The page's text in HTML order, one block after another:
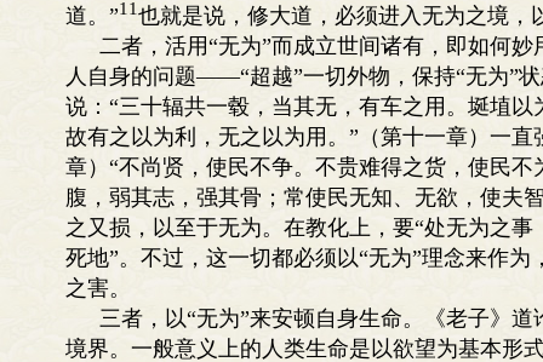
道。”11也就是说，修大道，必须进入无为之境
二者，活用“无为”而成立世间诸有，即如何
人自身的问题——“超越”一切外物，保持“无为”
说：“三十辐共一毂，当其无，有车之用。埏埴
故有之以为利，无之以为用。”（第十一章）一
章）“不尚贤，使民不争。不贵难得之货，使民
腹，弱其志，强其骨；常使民无知、无欲，使夫
之又损，以至于无为。在教化上，要“处无为之
死地”。不过，这一切都必须以“无为”理念来作
之害。
三者，以“无为”来安顿自身生命。《老子》
境界。一般意义上的人类生命是以欲望为基本形